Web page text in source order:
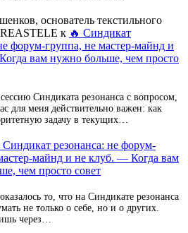
основатель текстильного
к 🔥 Синдикат
форум-группа, не мастер-майнд и
вам нужно больше, чем просто
Синдиката резонанса с вопросом,
для меня действительно важен: как
задачу в текущих…
Синдикат резонанса: не форум-
майнд и не клуб. — Когда вам
чем просто совет
то, что на Синдикате резонанса
не только о себе, но и о других.
через…